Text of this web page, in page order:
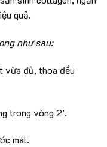
quả.
như sau:
vừa đủ, thoa đều
trong vòng 2’.
mát.